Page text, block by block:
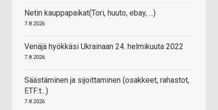
Netin kauppapaikat(Tori, huuto, ebay, ...)
7.8.2026
Venäjä hyökkäsi Ukrainaan 24. helmikuuta 2022
7.8.2026
Säästäminen ja sijoittaminen (osakkeet, rahastot,
ETF:t...)
7.8.2026